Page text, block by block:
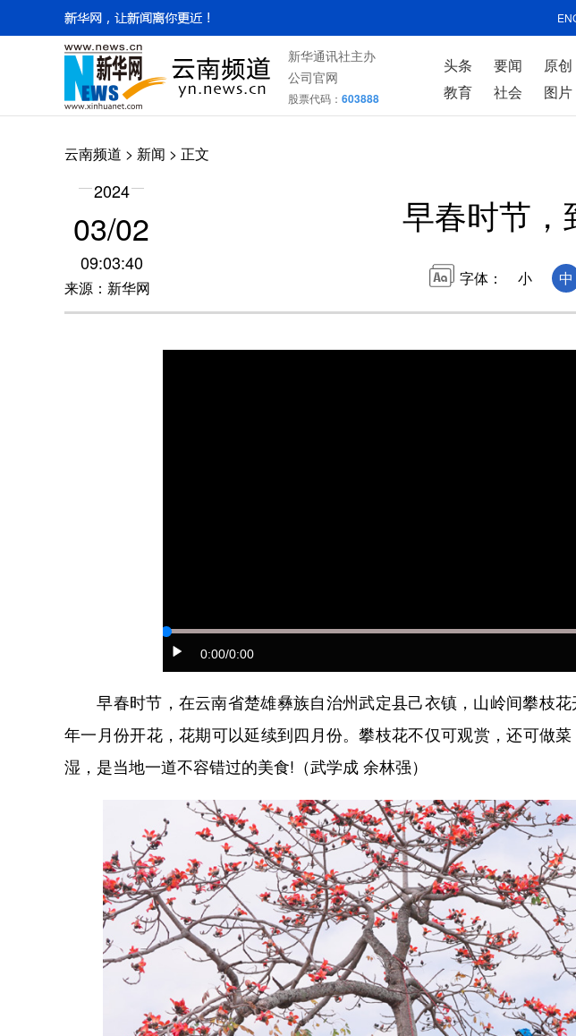
新华通讯社主办
公司官网
股票代码： 603888
头条 要闻 原创
教育
社会 图片
云南频道 > 新闻 > 正文
2024
03/02
09:03:40
来源：新华网
早春时节，
字体： 小 中
0:00/0:00
早春时节，在云南省楚雄彝族自治州武定县己衣镇，山岭间攀枝花
年一月份开花，花期可以延续到四月份。攀枝花不仅可观赏，还可做
湿，是当地一道不容错过的美食!（武学成 余林强）